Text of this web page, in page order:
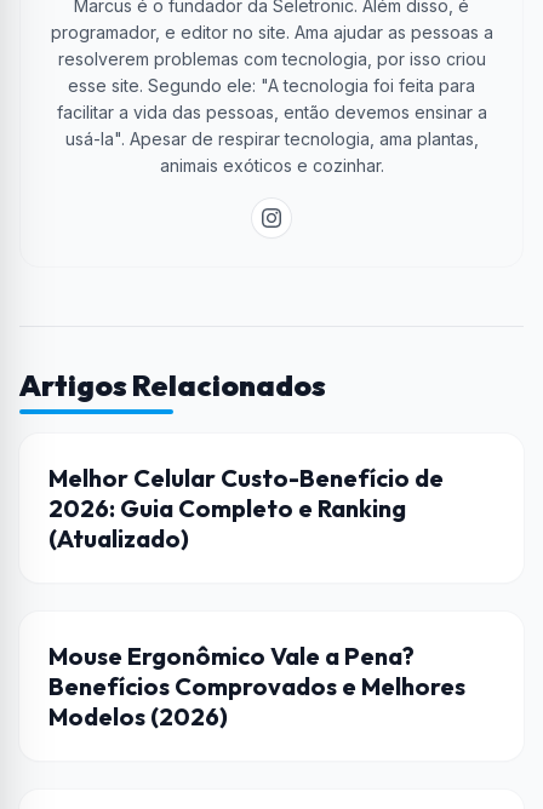
Marcus é o fundador da Seletronic. Além disso, é
programador, e editor no site. Ama ajudar as pessoas a
resolverem problemas com tecnologia, por isso criou
esse site. Segundo ele: "A tecnologia foi feita para
facilitar a vida das pessoas, então devemos ensinar a
usá-la". Apesar de respirar tecnologia, ama plantas,
animais exóticos e cozinhar.
Artigos Relacionados
DICAS
Melhor Celular Custo-Benefício de
2026: Guia Completo e Ranking
(Atualizado)
CASA CONECTADA
Mouse Ergonômico Vale a Pena?
Benefícios Comprovados e Melhores
Modelos (2026)